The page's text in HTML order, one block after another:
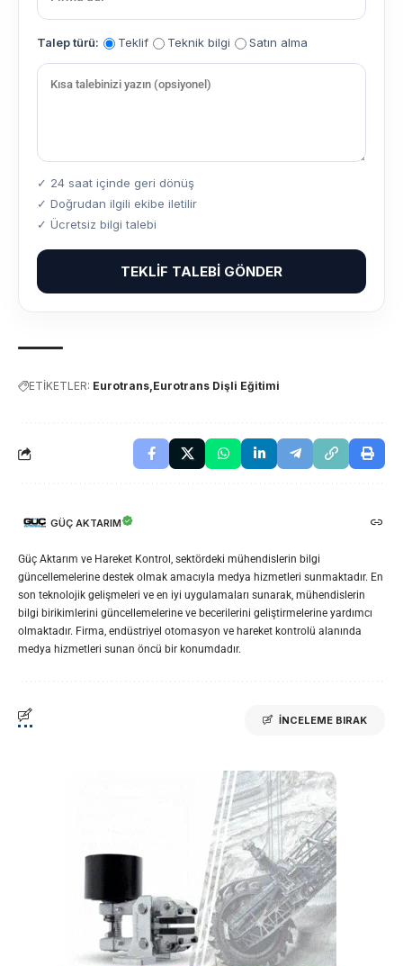
Talep türü: Teklif Teknik bilgi Satın alma
✓ 24 saat içinde geri dönüş
✓ Doğrudan ilgili ekibe iletilir
✓ Ücretsiz bilgi talebi
TEKLIF TALEBI GÖNDER
ETİKETLER: Eurotrans Eurotrans Dişli Eğitimi
GÜÇ AKTARIM
Güç Aktarım ve Hareket Kontrol, sektördeki mühendislerin bilgi
güncellemelerine destek olmak amacıyla medya hizmetleri sunmaktadır. En
son teknolojik gelişmeleri ve en iyi uygulamaları sunarak, mühendislerin
bilgi birikimlerini güncellemelerine ve becerilerini geliştirmelerine yardımcı
olmaktadır. Firma, endüstriyel otomasyon ve hareket kontrolü alanında
medya hizmetleri sunan öncü bir konumdadır.
İNCELEME BIRAK